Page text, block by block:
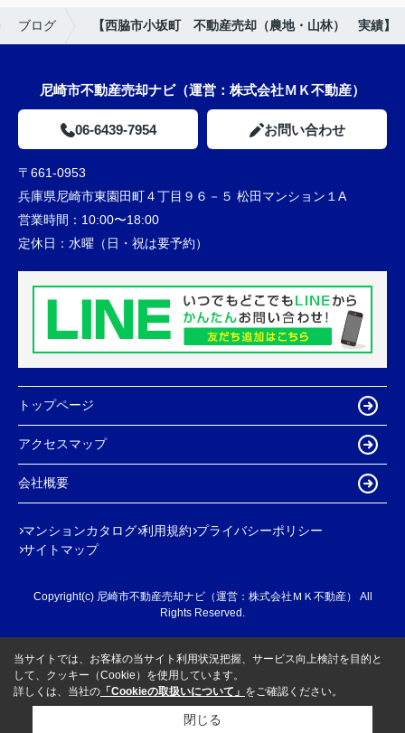
ブログ 【西脇市小坂町 不動産売却（農地・山林） 実績】
尼崎市不動産売却ナビ（運営：株式会社ＭＫ不動産）
06-6439-7954 お問い合わせ
〒661-0953
兵庫県尼崎市東園田町４丁目９６－５ 松田マンション１A
営業時間： 10:00〜18:00
定休日： 水曜（日・祝は要予約）
トップページ
アクセスマップ
会社概要
マンションカタログ 利用規約 プライバシーポリシー
サイトマップ
Copyright(c) 尼崎市不動産売却ナビ（運営：株式会社ＭＫ不動産） All
Rights Reserved.
当サイトでは、お客様の当サイト利用状況把握、サービス向上検討を目的と
して、クッキー（Cookie）を使用しています。
詳しくは、当社の 「Cookieの取扱いについて」 をご確認ください。
閉じる